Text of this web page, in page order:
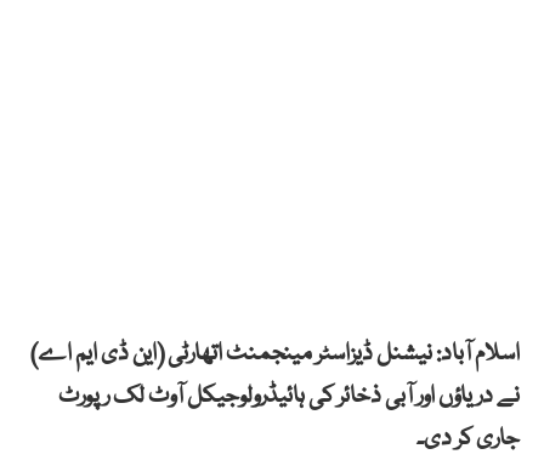
اسلام آباد: نیشنل ڈیزاسٹر مینجمنٹ اتھارٹی (این ڈی ایم اے)
نے دریاؤں اور آبی ذخائر کی ہائیڈرولوجیکل آوٹ لک رپورٹ
جاری کر دی۔